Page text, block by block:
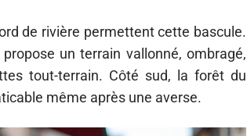
de rivière permettent cette bascule.
un terrain vallonné, ombragé,
tout-terrain. Côté sud, la forêt du
même après une averse.